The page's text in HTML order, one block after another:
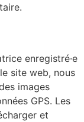
enregistré·e
site web, nous
images
GPS. Les
et